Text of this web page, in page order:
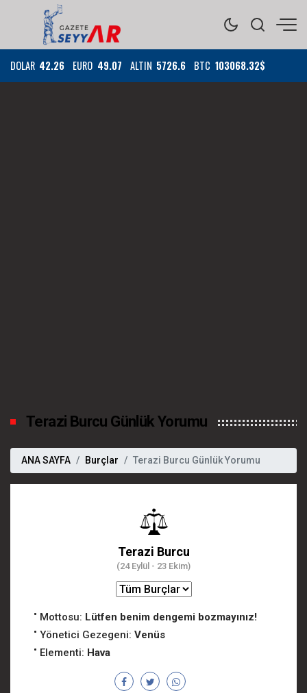
DOLAR 42.26 EURO 49.07 ALTIN 5726.6 BTC 103068.32$
Terazi Burcu Günlük Yorumu
ANA SAYFA Burçlar Terazi Burcu Günlük Yorumu
Terazi Burcu
(24 Eylül - 23 Ekim)
Mottosu: Lütfen benim dengemi bozmayınız!
Yönetici Gezegeni: Venüs
Elementi: Hava